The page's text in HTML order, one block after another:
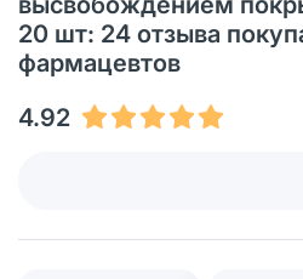
20 шт: 24 отзыва
фармацевтов
4.92